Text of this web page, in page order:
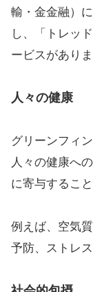
輸・金金融）
し、「トレッ
ービスがありま
人々の健康
グリーンフィ
人々の健康へ
に寄与するこ
例えば、空気
予防、ストレ